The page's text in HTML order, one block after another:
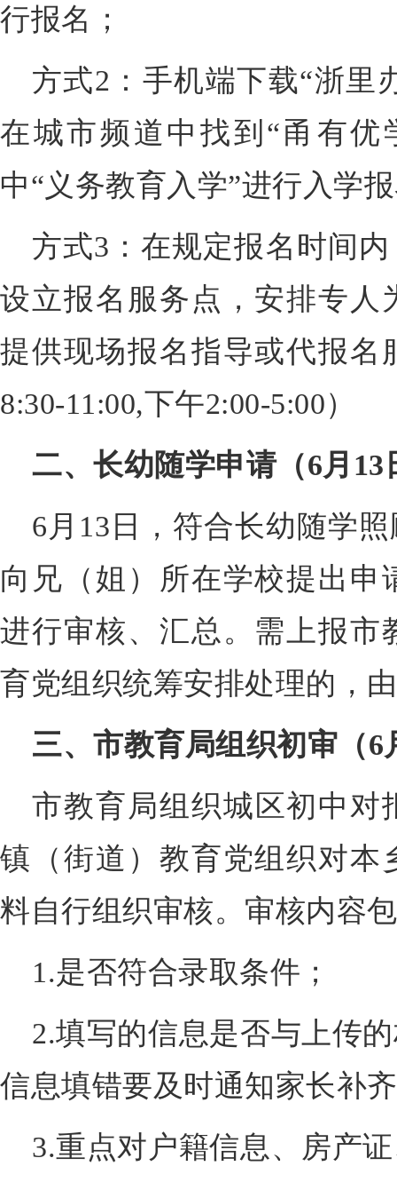
行报名；
方式2：手机端下载“浙里
在城市频道中找到“甬有优
中“义务教育入学”进行入学
方式3：在规定报名时间
设立报名服务点，安排专人
提供现场报名指导或代报名
8:30-11:00,下午2:00-5:00）
二、长幼随学申请（6月13
6月13日，符合长幼随学
向兄（姐）所在学校提出申
进行审核、汇总。需上报市
育党组织统筹安排处理的，
三、市教育局组织初审（6
市教育局组织城区初中对
镇（街道）教育党组织对本
料自行组织审核。审核内容
1.是否符合录取条件；
2.填写的信息是否与上传
信息填错要及时通知家长补
3.重点对户籍信息、房产